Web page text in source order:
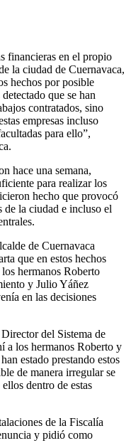
financieras en el propio
la ciudad de Cuernavaca,
hechos por posible
que se han
contratados, sino
empresas incluso
para ello”,
hace una semana,
para realizar los
hecho que provocó
de la ciudad e incluso el
de Cuernavaca
que en estos hechos
hermanos Roberto
y Julio Yáñez
en las decisiones
del Sistema de
a los hermanos Roberto y
estado prestando estos
de manera irregular se
dentro de estas
de la Fiscalía
y pidió como